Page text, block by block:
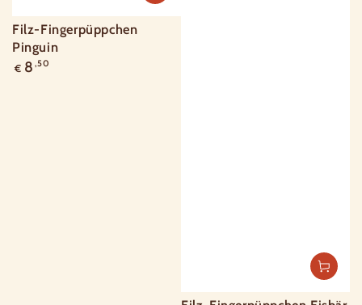
Filz-Fingerpüppchen
Pinguin
Regulärer
€ 8 ,50